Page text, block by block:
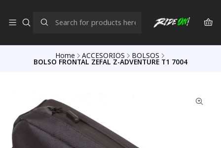
Home ACCESORIOS BOLSOS
BOLSO FRONTAL ZEFAL Z-ADVENTURE T1 7004